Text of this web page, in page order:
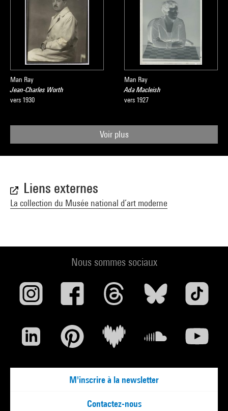
Man Ray
Jean-Charles Worth
vers 1930
Man Ray
Ada Macleish
vers 1927
Voir plus
Liens externes
La collection du Musée national d’art moderne
Nous sommes sociaux
M'inscrire à la newsletter
Contactez-nous